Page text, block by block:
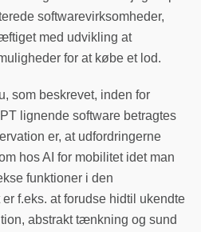
softwarevirksomheder,
med udvikling at
for at købe et lod.
som beskrevet, inden for
lignende software betragtes
er, at udfordringerne
hos AI for mobilitet idet man
funktioner i den
f.eks. at forudse hidtil ukendte
abstrakt tænkning og sund